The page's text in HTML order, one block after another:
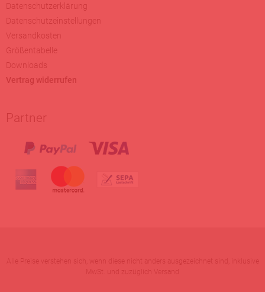
Datenschutzerklärung
Datenschutzeinstellungen
Versandkosten
Größentabelle
Downloads
Vertrag widerrufen
Partner
Alle Preise verstehen sich, wenn diese nicht anders ausgezeichnet sind, inklusive
MwSt. und zuzüglich Versand